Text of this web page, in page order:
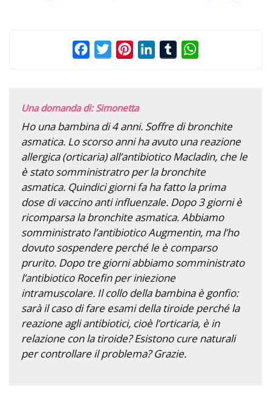
FacebookTwitterPinterestLinkedInTumblr
Una domanda di: Simonetta
Ho una bambina di 4 anni. Soffre di bronchite
asmatica. Lo scorso anni ha avuto una reazione
allergica (orticaria) all’antibiotico Macladin, che le
è stato somministratro per la bronchite
asmatica. Quindici giorni fa ha fatto la prima
dose di vaccino anti influenzale. Dopo 3 giorni è
ricomparsa la bronchite asmatica. Abbiamo
somministrato l’antibiotico Augmentin, ma l’ho
dovuto sospendere perché le è comparso
prurito. Dopo tre giorni abbiamo somministrato
l’antibiotico Rocefin per iniezione
intramuscolare. Il collo della bambina è gonfio:
sarà il caso di fare esami della tiroide perché la
reazione agli antibiotici, cioè l’orticaria, è in
relazione con la tiroide? Esistono cure naturali
per controllare il problema? Grazie.